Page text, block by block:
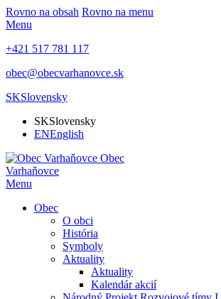
Rovno na obsah Rovno na menu
Menu
+421 517 781 117
obec@obecvarhanovce.sk
SKSlovensky
SKSlovensky
ENEnglish
Obec
Varhaňovce
Menu
Obec
O obci
História
Symboly
Aktuality
Aktuality
Kalendár akcií